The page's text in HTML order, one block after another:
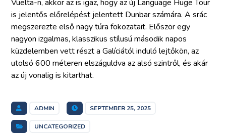
Vuelta-n, akkor az is igaz, hogy az új Language Huge Tour
is jelentős előrelépést jelentett Dunbar számára. A srác
megszerezte első nagy túra fokozatait. Először egy
nagyon izgalmas, klasszikus stílusú második napos
küzdelemben vett részt a Galíciától induló lejtőkön, az
utolsó 600 méteren elszáguldva az alsó szintről, és akár
az új vonalig is kitarthat.
ADMIN SEPTEMBER 25, 2025
UNCATEGORIZED